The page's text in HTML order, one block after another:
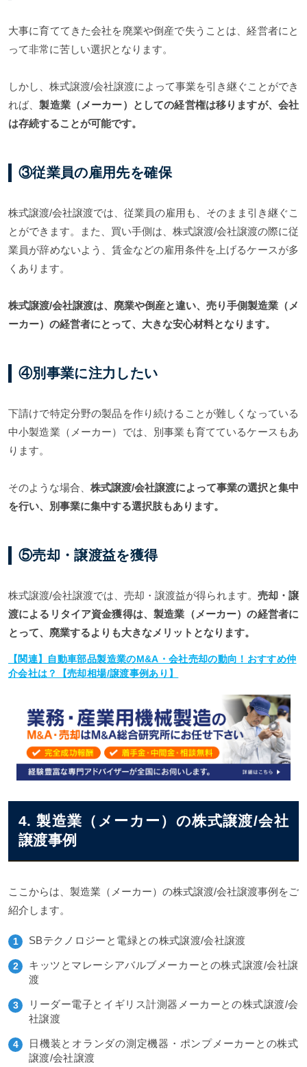
大事に育ててきた会社を廃業や倒産で失うことは、経営者にと
って非常に苦しい選択となります。
しかし、株式譲渡/会社譲渡によって事業を引き継ぐことができ
れば、製造業（メーカー）としての経営権は移りますが、会社
は存続することが可能です。
③従業員の雇用先を確保
株式譲渡/会社譲渡では、従業員の雇用も、そのまま引き継ぐこ
とができます。また、買い手側は、株式譲渡/会社譲渡の際に従
業員が辞めないよう、賃金などの雇用条件を上げるケースが多
くあります。
株式譲渡/会社譲渡は、廃業や倒産と違い、売り手側製造業（メ
ーカー）の経営者にとって、大きな安心材料となります。
④別事業に注力したい
下請けで特定分野の製品を作り続けることが難しくなっている
中小製造業（メーカー）では、別事業も育てているケースもあ
ります。
そのような場合、 株式譲渡/会社譲渡によって事業の選択と集中
を行い、 別事業に集中する選択肢もあります。
⑤売却・譲渡益を獲得
株式譲渡/会社譲渡では、売却・譲渡益が得られます。 売却・譲
渡によるリタイア資金獲得は、製造業（メーカー）の経営者に
とって、廃業するよりも大きなメリットとなります。
【関連】自動車部品製造業のM&A・会社売却の動向！おすすめ仲
介会社は？【売却相場/譲渡事例あり】
4. 製造業（メーカー）の株式譲渡/会社
譲渡事例
ここからは、製造業（メーカー）の株式譲渡/会社譲渡事例をご
紹介します。
SBテクノロジーと電緑との株式譲渡/会社譲渡
キッツとマレーシアバルブメーカーとの株式譲渡/会社譲
渡
リーダー電子とイギリス計測器メーカーとの株式譲渡/会
社譲渡
日機装とオランダの測定機器・ポンプメーカーとの株式
譲渡/会社譲渡